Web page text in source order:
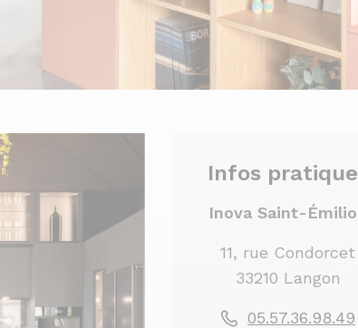
Infos
Inova Saint-
11, rue Condorcet
33210 Langon
05.57.36.98.49